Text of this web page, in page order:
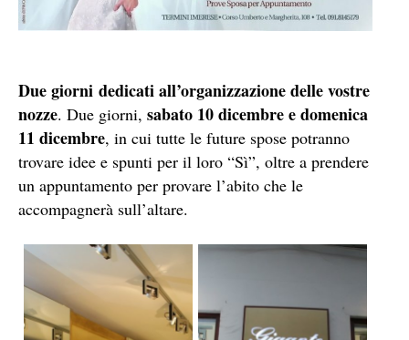
Due giorni dedicati all’organizzazione delle vostre
nozze. Due giorni, sabato 10 dicembre e domenica
11 dicembre, in cui tutte le future spose potranno
trovare idee e spunti per il loro “Sì”, oltre a prendere
un appuntamento per provare l’abito che le
accompagnerà sull’altare.